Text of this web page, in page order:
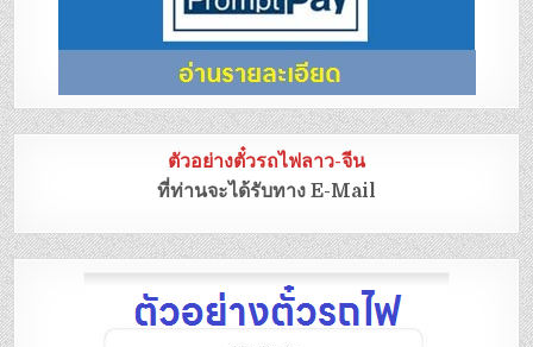
ตัวอย่างตั๋วรถไฟลาว-จีน
ที่ท่านจะได้รับทาง E-Mail